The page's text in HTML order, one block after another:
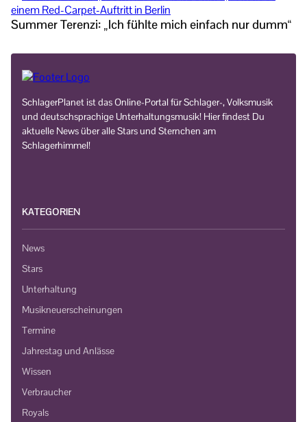
Summer Terenzi: „Ich fühlte mich einfach nur dumm“
SchlagerPlanet ist das Online-Portal für Schlager-, Volksmusik
und deutschsprachige Unterhaltungsmusik! Hier findest Du
aktuelle News über alle Stars und Sternchen am
Schlagerhimmel!
KATEGORIEN
News
Stars
Unterhaltung
Musikneuerscheinungen
Termine
Jahrestag und Anlässe
Wissen
Verbraucher
Royals